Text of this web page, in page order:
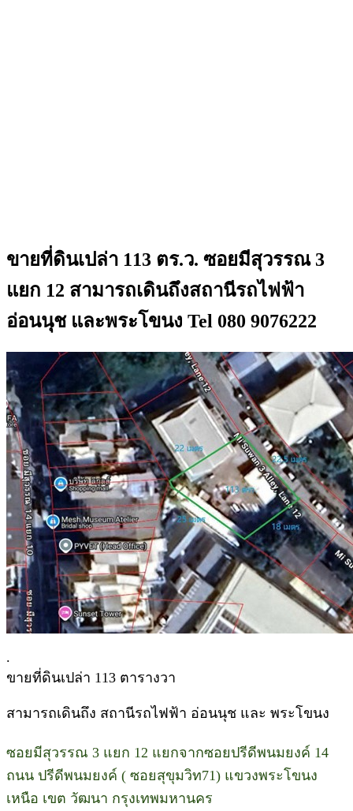
ขายที่ดินเปล่า 113 ตร.ว. ซอยมีสุวรรณ 3
แยก 12 สามารถเดินถึงสถานีรถไฟฟ้า
อ่อนนุช และพระโขนง Tel 080 9076222
.
ขายที่ดินเปล่า 113 ตารางวา
สามารถเดินถึง สถานีรถไฟฟ้า อ่อนนุช และ พระโขนง
ซอยมีสุวรรณ 3 แยก 12 แยกจากซอยปรีดีพนมยงค์ 14
ถนน ปรีดีพนมยงค์ ( ซอยสุขุมวิท71) แขวงพระโขนง
เหนือ เขต วัฒนา กรุงเทพมหานคร